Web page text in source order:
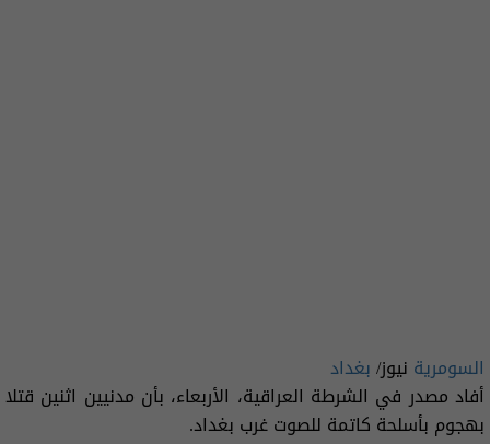
السومرية نيوز/بغداد
أفاد مصدر في الشرطة العراقية، الأربعاء، بأن مدنيين اثنين قتلا
بهجوم بأسلحة كاتمة للصوت غرب بغداد.